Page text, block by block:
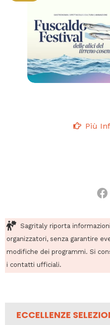
Più
Sagritaly riporta
organizzatori, senza garantire
modifiche dei programmi. Si
i contatti ufficiali.
ECCELLENZE